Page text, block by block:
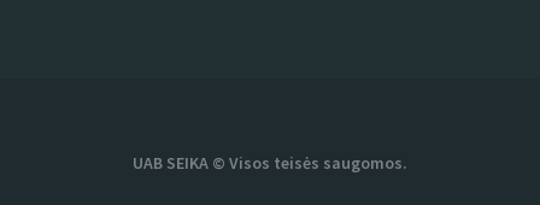
UAB SEIKA © Visos teisės saugomos.